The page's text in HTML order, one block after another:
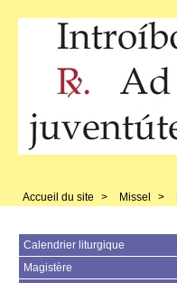
Accueil du site > Missel >
Calendrier liturgique
Magistère